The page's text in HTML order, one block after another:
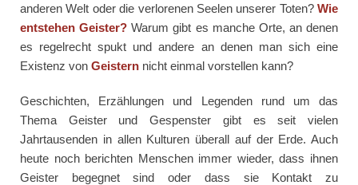
anderen Welt oder die verlorenen Seelen unserer Toten? Wie
entstehen Geister? Warum gibt es manche Orte, an denen
es regelrecht spukt und andere an denen man sich eine
Existenz von Geistern nicht einmal vorstellen kann?
Geschichten, Erzählungen und Legenden rund um das
Thema Geister und Gespenster gibt es seit vielen
Jahrtausenden in allen Kulturen überall auf der Erde. Auch
heute noch berichten Menschen immer wieder, dass ihnen
Geister begegnet sind oder dass sie Kontakt zu